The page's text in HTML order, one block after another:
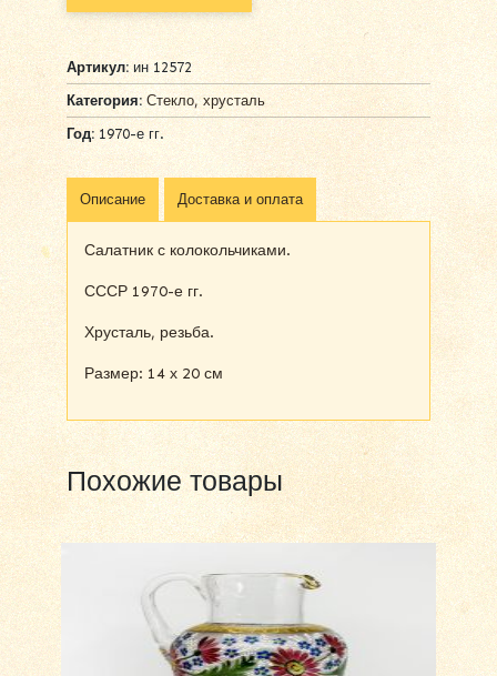
Артикул:ин 12572
Категория: Стекло, хрусталь
Год: 1970-е гг.
Описание Доставка и оплата
Салатник с колокольчиками.
СССР 1970-е гг.
Хрусталь, резьба.
Размер: 14 х 20 см
Похожие товары